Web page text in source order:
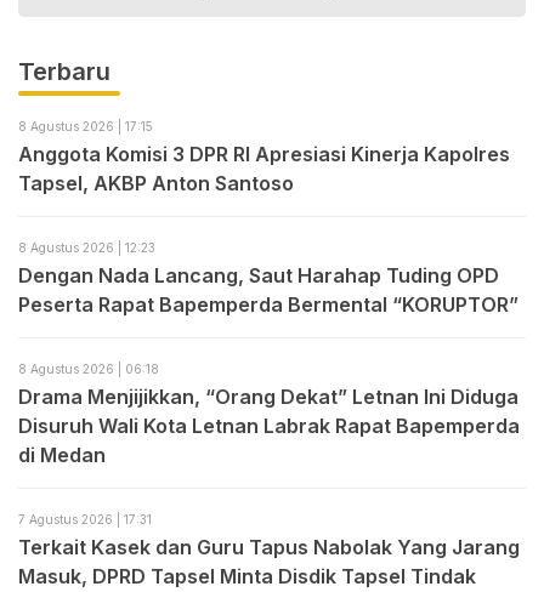
Terbaru
8 Agustus 2026 | 17:15
Anggota Komisi 3 DPR RI Apresiasi Kinerja Kapolres
Tapsel, AKBP Anton Santoso
8 Agustus 2026 | 12:23
Dengan Nada Lancang, Saut Harahap Tuding OPD
Peserta Rapat Bapemperda Bermental “KORUPTOR”
8 Agustus 2026 | 06:18
Drama Menjijikkan, “Orang Dekat” Letnan Ini Diduga
Disuruh Wali Kota Letnan Labrak Rapat Bapemperda
di Medan
7 Agustus 2026 | 17:31
Terkait Kasek dan Guru Tapus Nabolak Yang Jarang
Masuk, DPRD Tapsel Minta Disdik Tapsel Tindak